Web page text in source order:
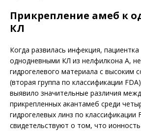
Прикрепление амеб к
КЛ
Когда развилась инфекция,
однодневными КЛ из нелфилкона А,
гидрогелевого материала с высоким
(вторая группа по классификации
выявило значительные различия
прикрепленных акантамеб среди
гидрогелевых линз по классификации
свидетельствуют о том, что